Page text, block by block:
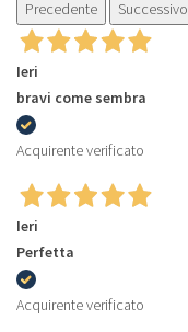
Precedente
Successivo
Ieri
bravi come sembra
Acquirente verificato
Ieri
Perfetta
Acquirente verificato